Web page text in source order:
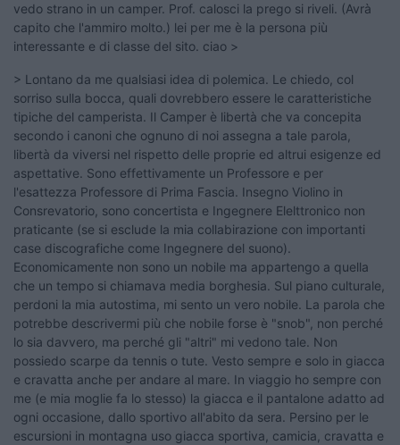
vedo strano in un camper. Prof. calosci la prego si riveli. (Avrà
capito che l'ammiro molto.) lei per me è la persona più
interessante e di classe del sito. ciao >
> Lontano da me qualsiasi idea di polemica. Le chiedo, col
sorriso sulla bocca, quali dovrebbero essere le caratteristiche
tipiche del camperista. Il Camper è libertà che va concepita
secondo i canoni che ognuno di noi assegna a tale parola,
libertà da viversi nel rispetto delle proprie ed altrui esigenze ed
aspettative. Sono effettivamente un Professore e per
l'esattezza Professore di Prima Fascia. Insegno Violino in
Consrevatorio, sono concertista e Ingegnere Elelttronico non
praticante (se si esclude la mia collabirazione con importanti
case discografiche come Ingegnere del suono).
Economicamente non sono un nobile ma appartengo a quella
che un tempo si chiamava media borghesia. Sul piano culturale,
perdoni la mia autostima, mi sento un vero nobile. La parola che
potrebbe descrivermi più che nobile forse è "snob", non perché
lo sia davvero, ma perché gli "altri" mi vedono tale. Non
possiedo scarpe da tennis o tute. Vesto sempre e solo in giacca
e cravatta anche per andare al mare. In viaggio ho sempre con
me (e mia moglie fa lo stesso) la giacca e il pantalone adatto ad
ogni occasione, dallo sportivo all'abito da sera. Persino per le
escursioni in montagna uso giacca sportiva, camicia, cravatta e